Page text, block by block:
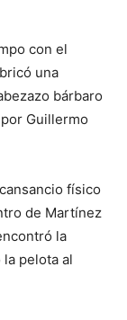
con el
una
bárbaro
Guillermo
físico
de Martínez
la
pelota al